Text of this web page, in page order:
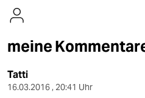
kultur
sport
meine
Tatti
16.03.2016 , 20:41 Uhr